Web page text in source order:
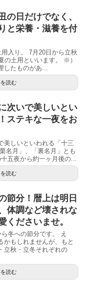
の日だけでなく、
と栄養・滋養を付
入り。 7月20日から立秋
の土用といいます。 ※）
したものがあ...
読む
次いで美しいとい
ステキな一夜をお
美しいといわれる「十三
名月」、「裏名月」とも
五夜から約一ヶ月後の...
読む
節分！暦上は明日
体調など壊されな
くださいませ。
冬への節分です。 え
かもしれませんが、もと
立秋・立冬それぞれの
読む